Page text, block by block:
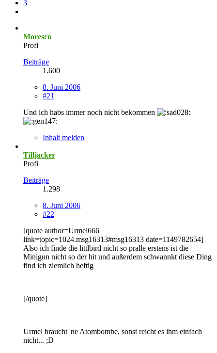
3
Moresco
Profi
Beiträge
1.600
8. Juni 2006
#21
Und ich habs immer noch nicht bekommen
Inhalt melden
Tilljacker
Profi
Beiträge
1.298
8. Juni 2006
#22
[quote author=Urmel666
link=topic=1024.msg16313#msg16313 date=1149782654]
Also ich finde die littlbird nicht so pralle erstens ist die
Minigun nicht so der hit und außerdem schwannkt diese Ding
find ich ziemlich heftig
[/quote]
Urmel braucht 'ne Atombombe, sonst reicht es ihm einfach
nicht... ;D